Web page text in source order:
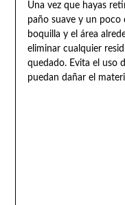
Una vez que hayas
paño suave y un poco
boquilla y el área
eliminar cualquier
quedado. Evita el uso
puedan dañar el